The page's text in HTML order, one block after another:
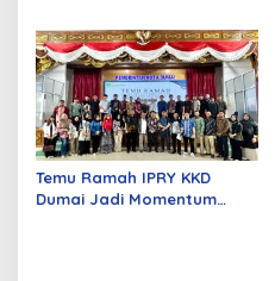
Curat, Curas, dan
Curanmor
Temu Ramah IPRY KKD
Dumai Jadi Momentum